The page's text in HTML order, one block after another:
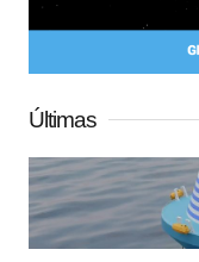
Últimas